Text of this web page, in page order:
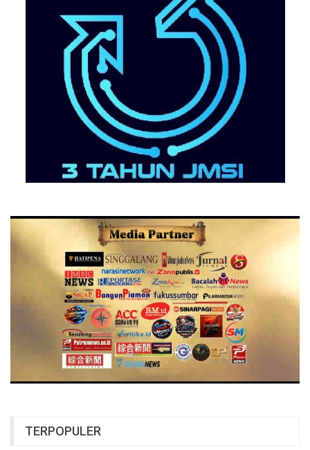
TERPOPULER